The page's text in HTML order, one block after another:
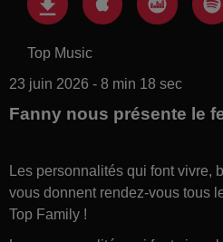
Top Music
23 juin 2026 - 8 min 18 sec
Fanny nous présente le
Les personnalités qui font vivre,
vous donnent rendez-vous tous
Top Family !